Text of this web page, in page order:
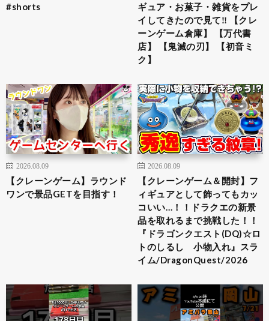
#shorts
ギュア・お菓子・雑貨をプレ
イしてきたので見て‼︎ 【クレ
ーンゲーム倉庫】 【万代書
店】 【鬼滅の刃】 【初音ミ
ク】
2026.08.09
【クレーンゲーム】ラウンド
ワンで景品GETを目指す！
2026.08.09
【クレーンゲーム＆開封】フ
ィギュアとして飾ってもカッ
コいい…！！ドラクエの新景
品を取れるまで挑戦した！！
『ドラゴンクエスト(DQ)☆ロ
トのしるし 小物入れ』スラ
イム/DragonQuest/2026